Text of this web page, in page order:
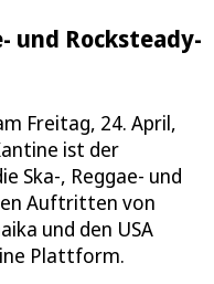
und Rocksteady-
Freitag, 24. April,
ist der
Ska-, Reggae- und
Auftritten von
und den USA
Plattform.